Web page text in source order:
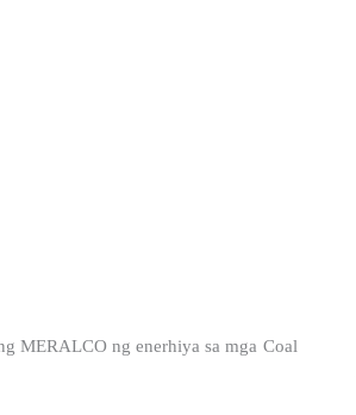
MERALCO ng enerhiya sa mga Coal